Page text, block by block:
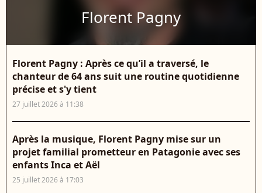
Florent Pagny
Florent Pagny : Après ce qu’il a traversé, le
chanteur de 64 ans suit une routine quotidienne
précise et s'y tient
27 juillet 2026 à 11:38
Après la musique, Florent Pagny mise sur un
projet familial prometteur en Patagonie avec ses
enfants Inca et Aël
25 juillet 2026 à 17:03